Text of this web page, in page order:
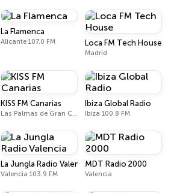
La Flamenca
Alicante 107.0 FM Loca FM Tech House
Madrid
KISS FM Canarias
Las Palmas de Gran Canaria 102.4 FM
Ibiza Global Radio
Ibiza 100.8 FM
La Jungla Radio Valencia
Valencia 103.9 FM
MDT Radio 2000
Valencia